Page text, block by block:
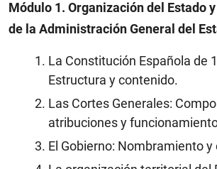
Módulo 1. Organización del Estado
de la Administración General del
La Constitución Española de
Estructura y contenido.
Las Cortes Generales:
atribuciones y
El Gobierno: Nombramiento y